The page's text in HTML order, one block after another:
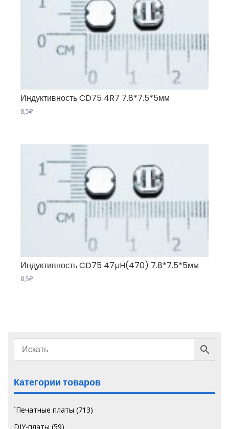
Индуктивность CD75 4R7 7.8*7.5*5мм
8,5₽
Индуктивность CD75 47µH(470) 7.8*7.5*5мм
8,5₽
Категории товаров
`Печатные платы (713)
DIY-платы (59)